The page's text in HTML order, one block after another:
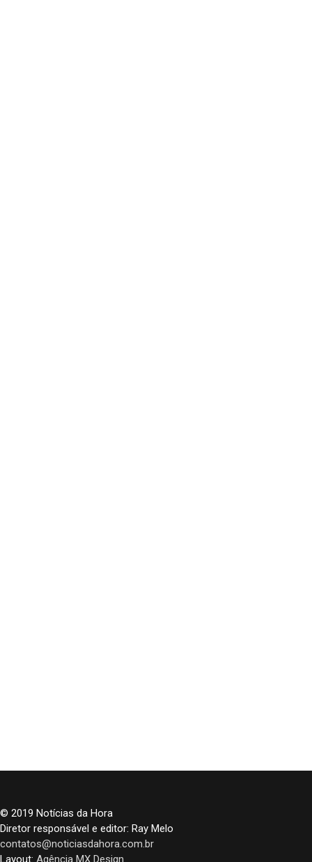
© 2019 Notícias da Hora
Diretor responsável e editor: Ray Melo
contatos@noticiasdahora.com.br